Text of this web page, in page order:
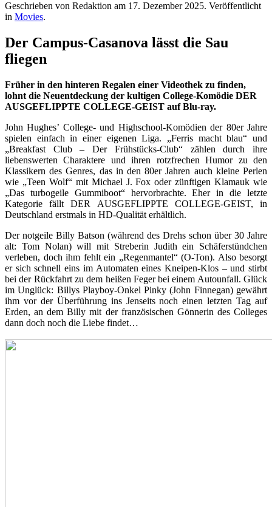
Geschrieben von Redaktion am 17. Dezember 2025. Veröffentlicht
in Movies.
Der Campus-Casanova lässt die Sau
fliegen
Früher in den hinteren Regalen einer Videothek zu finden,
lohnt die Neuentdeckung der kultigen College-Komödie DER
AUSGEFLIPPTE COLLEGE-GEIST auf Blu-ray.
John Hughes’ College- und Highschool-Komödien der 80er Jahre
spielen einfach in einer eigenen Liga. „Ferris macht blau“ und
„Breakfast Club – Der Frühstücks-Club“ zählen durch ihre
liebenswerten Charaktere und ihren rotzfrechen Humor zu den
Klassikern des Genres, das in den 80er Jahren auch kleine Perlen
wie „Teen Wolf“ mit Michael J. Fox oder zünftigen Klamauk wie
„Das turbogeile Gummiboot“ hervorbrachte. Eher in die letzte
Kategorie fällt DER AUSGEFLIPPTE COLLEGE-GEIST, in
Deutschland erstmals in HD-Qualität erhältlich.
Der notgeile Billy Batson (während des Drehs schon über 30 Jahre
alt: Tom Nolan) will mit Streberin Judith ein Schäferstündchen
verleben, doch ihm fehlt ein „Regenmantel“ (O-Ton). Also besorgt
er sich schnell eins im Automaten eines Kneipen-Klos – und stirbt
bei der Rückfahrt zu dem heißen Feger bei einem Autounfall. Glück
im Unglück: Billys Playboy-Onkel Pinky (John Finnegan) gewährt
ihm vor der Überführung ins Jenseits noch einen letzten Tag auf
Erden, an dem Billy mit der französischen Gönnerin des Colleges
dann doch noch die Liebe findet…